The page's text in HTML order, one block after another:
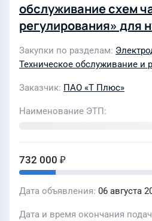
обслуживание схем
регулирования» для
Екатеринбурга
(14/27)
Закупки по разделам
Техническое обслуживание и
Заказчик ПАО «Т Плюс»
Наименование ЭТП
732 000 ₽
Дата объявления 06 августа
Дата и время окончания